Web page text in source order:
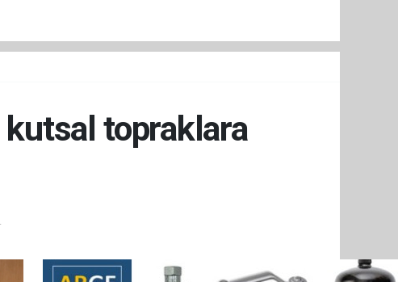
kutsal topraklara